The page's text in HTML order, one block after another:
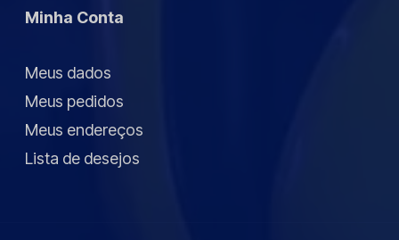
Minha Conta
Meus dados
Meus pedidos
Meus endereços
Lista de desejos